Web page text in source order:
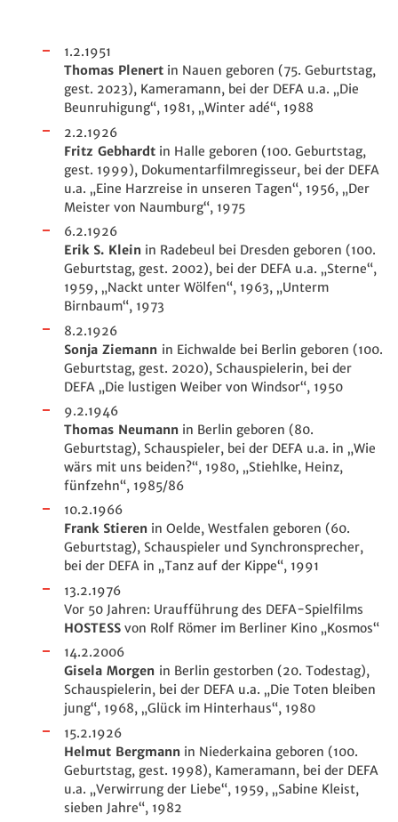
1.2.1951
Thomas Plenert in Nauen geboren (75. Geburtstag,
gest. 2023), Kameramann, bei der DEFA u.a. „Die
Beunruhigung“, 1981, „Winter adé“, 1988
2.2.1926
Fritz Gebhardt in Halle geboren (100. Geburtstag,
gest. 1999), Dokumentarfilmregisseur, bei der DEFA
u.a. „Eine Harzreise in unseren Tagen“, 1956, „Der
Meister von Naumburg“, 1975
6.2.1926
Erik S. Klein in Radebeul bei Dresden geboren (100.
Geburtstag, gest. 2002), bei der DEFA u.a. „Sterne“,
1959, „Nackt unter Wölfen“, 1963, „Unterm
Birnbaum“, 1973
8.2.1926
Sonja Ziemann in Eichwalde bei Berlin geboren (100.
Geburtstag, gest. 2020), Schauspielerin, bei der
DEFA „Die lustigen Weiber von Windsor“, 1950
9.2.1946
Thomas Neumann in Berlin geboren (80.
Geburtstag), Schauspieler, bei der DEFA u.a. in „Wie
wärs mit uns beiden?“, 1980, „Stiehlke, Heinz,
fünfzehn“, 1985/86
10.2.1966
Frank Stieren in Oelde, Westfalen geboren (60.
Geburtstag), Schauspieler und Synchronsprecher,
bei der DEFA in „Tanz auf der Kippe“, 1991
13.2.1976
Vor 50 Jahren: Uraufführung des DEFA-Spielfilms
HOSTESS von Rolf Römer im Berliner Kino „Kosmos“
14.2.2006
Gisela Morgen in Berlin gestorben (20. Todestag),
Schauspielerin, bei der DEFA u.a. „Die Toten bleiben
jung“, 1968, „Glück im Hinterhaus“, 1980
15.2.1926
Helmut Bergmann in Niederkaina geboren (100.
Geburtstag, gest. 1998), Kameramann, bei der DEFA
u.a. „Verwirrung der Liebe“, 1959, „Sabine Kleist,
sieben Jahre“, 1982